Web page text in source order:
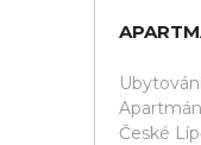
České